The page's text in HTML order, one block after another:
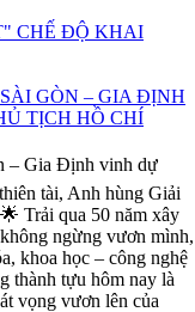
GÒN – GIA ĐỊNH
TỊCH HỒ CHÍ
– Gia Định vinh dự
tài, Anh hùng Giải
Trải qua 50 năm xây
ngừng vươn mình,
khoa học – công nghệ
thành tựu hôm nay là
vọng vươn lên của